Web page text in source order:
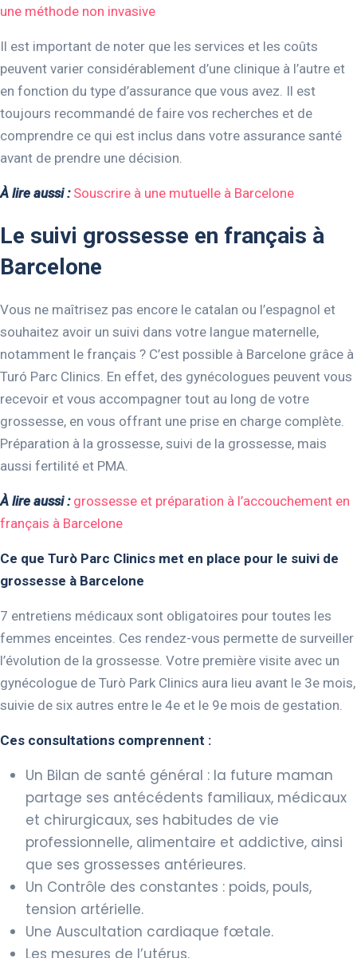
une méthode non invasive
Il est important de noter que les services et les coûts
peuvent varier considérablement d’une clinique à l’autre et
en fonction du type d’assurance que vous avez. Il est
toujours recommandé de faire vos recherches et de
comprendre ce qui est inclus dans votre assurance santé
avant de prendre une décision.
À lire aussi : Souscrire à une mutuelle à Barcelone
Le suivi grossesse en français à
Barcelone
Vous ne maîtrisez pas encore le catalan ou l’espagnol et
souhaitez avoir un suivi dans votre langue maternelle,
notamment le français ? C’est possible à Barcelone grâce à
Turó Parc Clinics. En effet, des gynécologues peuvent vous
recevoir et vous accompagner tout au long de votre
grossesse, en vous offrant une prise en charge complète.
Préparation à la grossesse, suivi de la grossesse, mais
aussi fertilité et PMA.
À lire aussi : grossesse et préparation à l’accouchement en
français à Barcelone
Ce que Turò Parc Clinics met en place pour le suivi de
grossesse à Barcelone
7 entretiens médicaux sont obligatoires pour toutes les
femmes enceintes. Ces rendez-vous permette de surveiller
l’évolution de la grossesse. Votre première visite avec un
gynécologue de Turò Park Clinics aura lieu avant le 3e mois,
suivie de six autres entre le 4e et le 9e mois de gestation.
Ces consultations comprennent :
Un Bilan de santé général : la future maman
partage ses antécédents familiaux, médicaux
et chirurgicaux, ses habitudes de vie
professionnelle, alimentaire et addictive, ainsi
que ses grossesses antérieures.
Un Contrôle des constantes : poids, pouls,
tension artérielle.
Une Auscultation cardiaque fœtale.
Les mesures de l’utérus.